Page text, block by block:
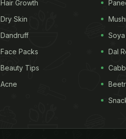
Hair Growth
Dry Skin
Dandruff
Face Packs
Beauty Tips
Acne
Dal